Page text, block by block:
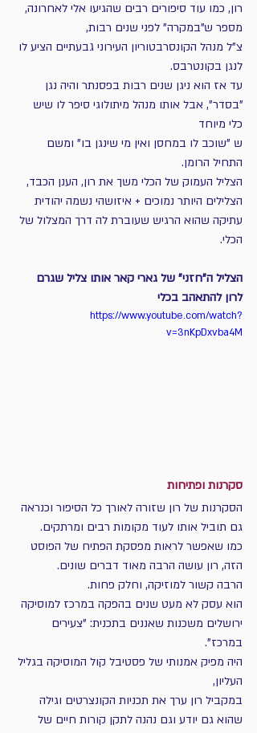
רון, כמו עוד סיפורים רבים שהגיעו אלי לאחרונה,
מספר ש"במקרה" לפני שנים רבות,
צ"ל מנהל הקונסרבטוריון העירוני גבעתיים הציע לו
לנגן בקונטרבס.
עד אז הוא ניגן שנים רבות בפסנתר והיה נגן
"בסדר", אבל אותו מנהל מיתולוגי סיפר לו שיש
כלי מיוחד
ש "שוכב לו במחסן ואין מי שינגן בו" ומשם
התחיל הרומן.
הצליל העמוק של הכלי משך את רון, הענן הכבד,
הצלילים היותר נמוכים + איזושהי נשמה יהודית
עתיקה שהוא הרגיש שעוברת לה דרך המצלול של
הכלי.
הצליל ה"חזני" של גארי קאר אותו צליל שגרם
לרון להתאהב בכלי
https://www.youtube.com/watch?
v=3nKpDxvba4M
סקרנות ופתיחות
הסקרנות של רון שזורה לאורך כל הסיפור וכנראה
גם תוביל אותו לעוד מקומות רבים ומרתקים.
כמו שאפשר לראות מפסקת הפתיח של הפוסט
הזה, רון עושה הרבה מאוד דברים שונים.
הרבה קשור למוזיקה, וחלק פחות.
הוא עסק לא מעט שנים בהפקה במרכז למוסיקה
ירושלים משכנות שאננים בתכנית: "צעירים
במרכז".
היה מפיק אמנותי של פסטיבל קול המוסיקה בגליל
העליון,
במקביל רון ערך את תכניות הקונצרטים וגילה
שהוא גם יודע וגם נהנה לתקן קורות חיים של